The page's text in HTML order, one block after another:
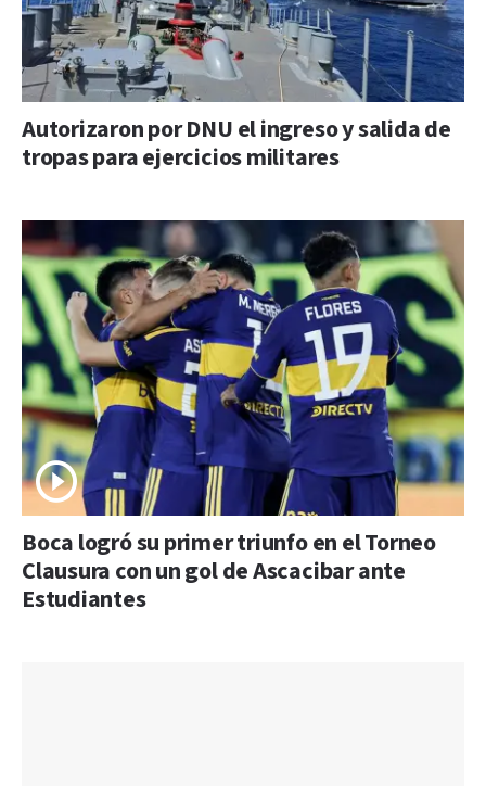
Autorizaron por DNU el ingreso y salida de
tropas para ejercicios militares
Boca logró su primer triunfo en el Torneo
Clausura con un gol de Ascacibar ante
Estudiantes